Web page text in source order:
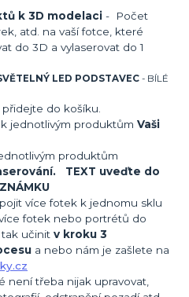
k 3D modelaci - Počet
atd. na vaší fotce, které
do 3D a vylaserovat do 1
LED PODSTAVEC - BÍLÉ
přidejte do košíku.
k jednotlivým produktům Vaši
produktům
TEXT uveďte do
více fotek k jednomu sklu
fotek nebo portrétů do
učinit v kroku 3
a nebo nám je zašlete na
není třeba nijak upravovat,